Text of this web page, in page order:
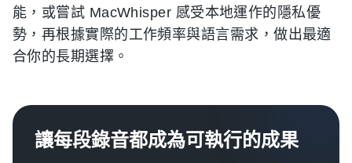
能，或嘗試 MacWhisper 感受本地運作的隱私優
勢，再根據實際的工作頻率與語言需求，做出最適
合你的長期選擇。
讓每段錄音都成為可執行的成果